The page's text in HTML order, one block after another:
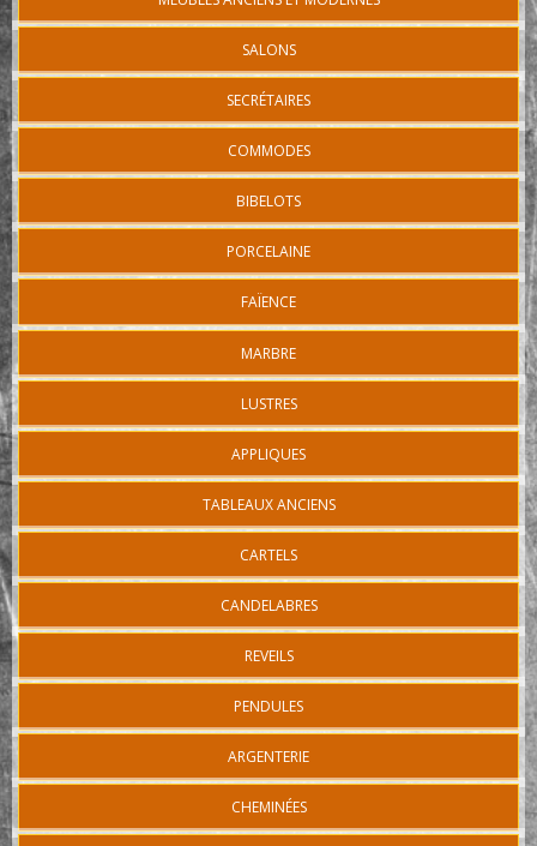
SALONS
SECRÉTAIRES
COMMODES
BIBELOTS
PORCELAINE
FAÏENCE
MARBRE
LUSTRES
APPLIQUES
TABLEAUX ANCIENS
CARTELS
CANDELABRES
REVEILS
PENDULES
ARGENTERIE
CHEMINÉES